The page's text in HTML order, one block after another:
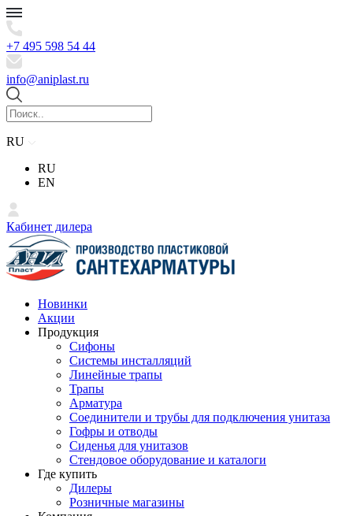
+7 495 598 54 44
info@aniplast.ru
RU
RU
EN
Кабинет дилера
Новинки
Акции
Продукция
Сифоны
Системы инсталляций
Линейные трапы
Трапы
Арматура
Соединители и трубы для подключения унитаза
Гофры и отводы
Сиденья для унитазов
Стендовое оборудование и каталоги
Где купить
Дилеры
Розничные магазины